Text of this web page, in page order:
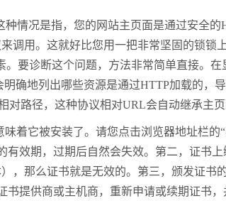
种情况是指，您的网站主页面是通过安全的
调用。这就好比您用一把非常坚固的锁锁
。要诊断这个问题，方法非常简单直接。在
确地列出哪些资源是通过HTTP加载的，
对路径，这种协议相对URL会自动继承主页
着它被安装了。请您点击浏览器地址栏的“
效期，过期后自然会失效。第二，证书
，那么证书就是无效的。第三，颁发证书
提供商或主机商，重新申请或续期证书